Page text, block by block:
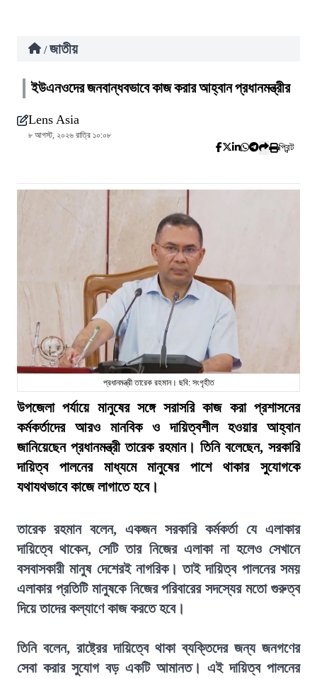
/ জাতীয়
ইউএনওদের জনবান্ধবভাবে কাজ করার আহ্বান প্রধানমন্ত্রীর
Lens Asia
৮ আগস্ট, ২০২৬ রাত্রি ১০:০৮
প্রিন্ট
প্রধানমন্ত্রী তারেক রহমান। ছবি: সংগৃহীত
উপজেলা পর্যায়ে মানুষের সঙ্গে সরাসরি কাজ করা প্রশাসনের
কর্মকর্তাদের আরও মানবিক ও দায়িত্বশীল হওয়ার আহ্বান
জানিয়েছেন প্রধানমন্ত্রী তারেক রহমান। তিনি বলেছেন, সরকারি
দায়িত্ব পালনের মাধ্যমে মানুষের পাশে থাকার সুযোগকে
যথাযথভাবে কাজে লাগাতে হবে।
তারেক রহমান বলেন, একজন সরকারি কর্মকর্তা যে এলাকার
দায়িত্বে থাকেন, সেটি তার নিজের এলাকা না হলেও সেখানে
বসবাসকারী মানুষ দেশেরই নাগরিক। তাই দায়িত্ব পালনের সময়
এলাকার প্রতিটি মানুষকে নিজের পরিবারের সদস্যের মতো গুরুত্ব
দিয়ে তাদের কল্যাণে কাজ করতে হবে।
তিনি বলেন, রাষ্ট্রের দায়িত্বে থাকা ব্যক্তিদের জন্য জনগণের
সেবা করার সুযোগ বড় একটি আমানত। এই দায়িত্ব পালনের